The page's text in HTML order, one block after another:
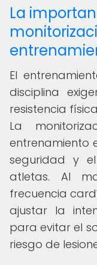
La
El
disciplina
resistencia
La
entrenamiento
seguridad y
atletas. Al
frecuencia
ajustar la
para evitar el
riesgo de